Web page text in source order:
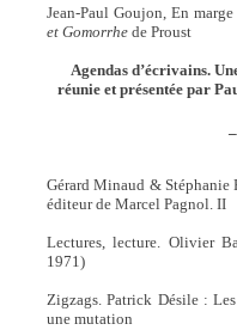
Jean-Paul Goujon, En
et Gomorrhe de Proust
Agendas d’écrivains.
réunie et présentée par
Gérard Minaud & Stéphanie
éditeur de Marcel Pagnol. II
Lectures, lecture. Olivier
1971)
Zigzags. Patrick Désile :
une mutation